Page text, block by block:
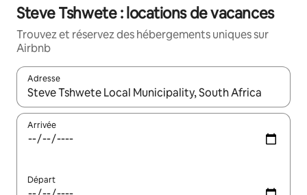
Steve Tshwete : locations de vacances
Trouvez et réservez des hébergements uniques sur
Airbnb
Adresse
Lorsque les résultats s'affichent, utilisez les flèches vers le
Arrivée
Départ